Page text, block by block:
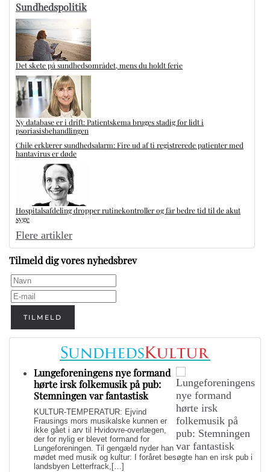
Sundhedspolitik
Det skete på sundhedsområdet, mens du holdt ferie
Ny database er i drift: Patientskema bruges stadig for lidt i
psoriasisbehandlingen
Chile erklærer sundhedsalarm: Fire ud af ti registrerede patienter med
hantavirus er døde
Hospitalsafdeling dropper rutinekontroller og får bedre tid til de akut
syge
Flere artikler
Tilmeld dig vores nyhedsbrev
TILMELD
Lungeforeningens nye formand
hørte irsk folkemusik på pub:
Stemningen var fantastisk
KULTUR-TEMPERATUR: Ejvind
Frausings mors musikalske kunnen er
ikke gået i arv til Hvidovre-overlægen,
der for nylig er blevet formand for
Lungeforeningen. Til gengæld nyder han
mødet med musik og kultur: I foråret besøgte han en irsk pub i
landsbyen Letterfrack,[…]